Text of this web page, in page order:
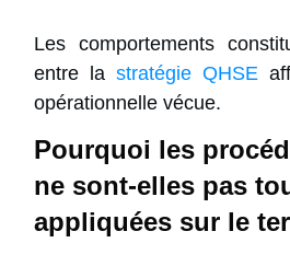
Les comportements
entre la stratégie QHSE
opérationnelle vécue.
Pourquoi les
ne sont-elles pas
appliquées sur le